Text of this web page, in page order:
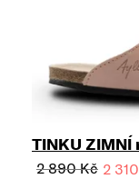
TINKU ZIMNÍ
2 890 Kč 2